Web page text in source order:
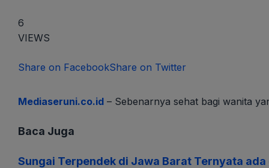
6
VIEWS
Share on FacebookShare on Twitter
Mediaseruni.co.id – Sebenarnya sehat bagi wanita
Baca Juga
Sungai Terpendek di Jawa Barat Ternyata